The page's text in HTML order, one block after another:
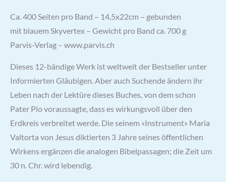
Ca. 400 Seiten pro Band – 14,5x22cm – gebunden
mit blauem Skyvertex – Gewicht pro Band ca. 700 g
Parvis-Verlag – www.parvis.ch
Dieses 12-bändige Werk ist weltweit der Bestseller unter
Informierten Gläubigen. Aber auch Suchende ändern ihr
Leben nach der Lektüre dieses Buches, von dem schon
Pater Pio voraussagte, dass es wirkungsvoll über den
Erdkreis verbreitet werde. Die seinem «Instrument» Maria
Valtorta von Jesus diktierten 3 Jahre seines öffentlichen
Wirkens ergänzen die analogen Bibelpassagen; die Zeit um
30 n. Chr. wird lebendig.